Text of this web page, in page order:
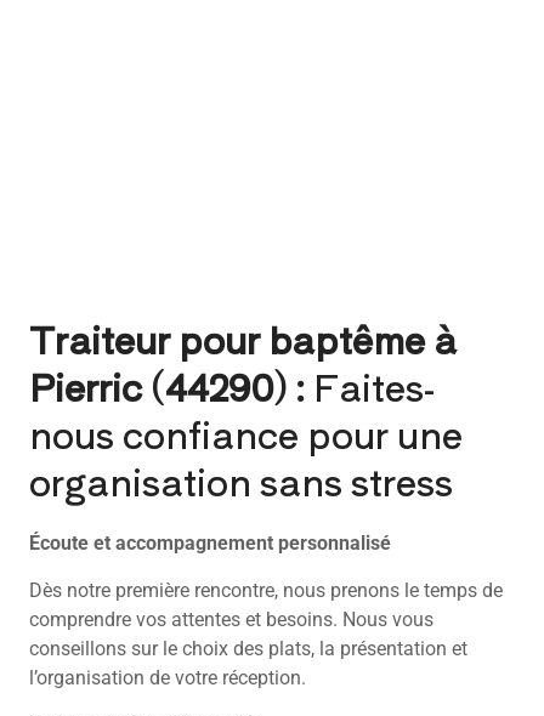
Traiteur pour baptême à
Pierric (44290) : Faites-
nous confiance pour une
organisation sans stress
Écoute et accompagnement personnalisé
Dès notre première rencontre, nous prenons le temps de
comprendre vos attentes et besoins. Nous vous
conseillons sur le choix des plats, la présentation et
l’organisation de votre réception.